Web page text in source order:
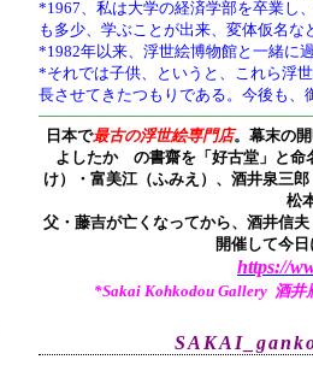
*1967、私は大学の経済学部を卒業し
も多少、学ぶことが出来、変体仮名な
*1982年以来、浮世絵博物館と一緒に
*それでは子供、というと、これら浮世
長させてきたつもりである。今後も、
日本で最古の浮世絵専門店。幕末の
よしたか の書齋を「好古堂」と命
け）・富美江（ふみえ）、酒井泉三
松
父・藤吉が亡くなってから、酒井信
開催して今
https://
*Sakai Kohkodou Gallery 酒